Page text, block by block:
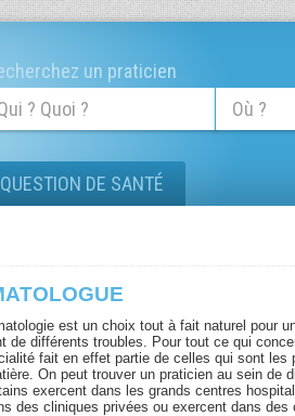
un praticien
QUESTION DE SANTÉ
est un choix tout à fait naturel pour
de différents troubles. Pour tout ce qui
fait en effet partie de celles qui sont les
On peut trouver un praticien au sein de
exercent dans les grands centres
des cliniques privées ou exercent dans des